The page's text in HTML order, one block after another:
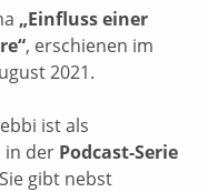
„Einfluss einer
, erschienen im
2021.
ist als
in der Podcast-Serie
gibt nebst